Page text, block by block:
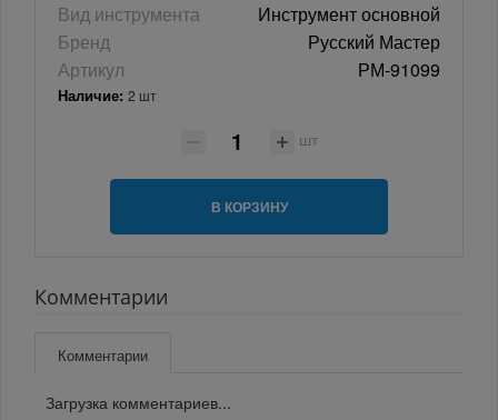
Вид инструмента
Инструмент основной
Бренд
Русский Мастер
Артикул
РМ-91099
Наличие: 2 шт
шт
В КОРЗИНУ
Комментарии
Комментарии
Загрузка комментариев...